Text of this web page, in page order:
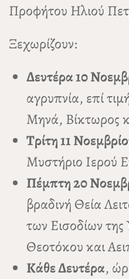
Προφήτου Ηλιού
Ξεχωρίζουν:
Δευτέρα 10
αγρυπνία, επί
Μηνά, Βίκτωρος
Τρίτη 11
Μυστήριο Ιερού
Πέμπτη 20
βραδινή Θεία
των Εισοδίων
Θεοτόκου και
Κάθε Δευτέρα,